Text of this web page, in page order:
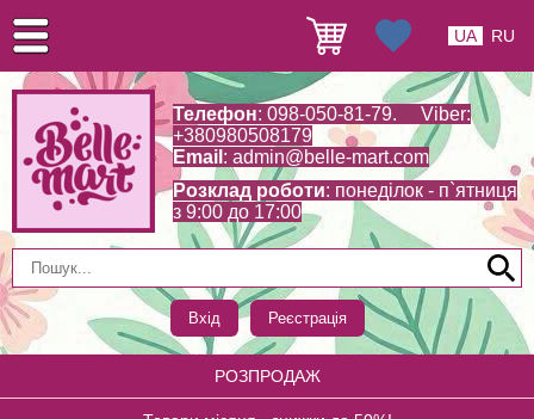
Телефон: 098-050-81-79. Viber:
+380980508179
Email : admin@belle-mart.com
Розклад роботи: понеділок - п`ятниця
з 9:00 до 17:00
Вхід Реєстрація
UA RU
РОЗПРОДАЖ